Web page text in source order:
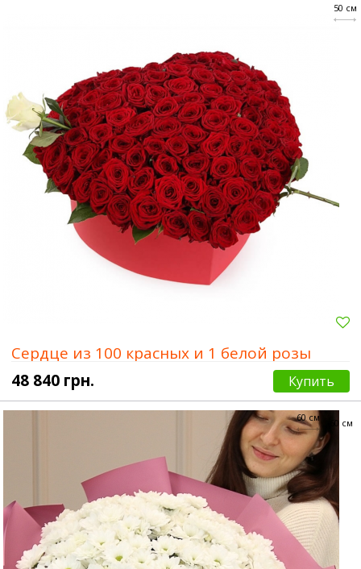
50 см
Сердце из 100 красных и 1 белой розы
48 840 грн.
Купить
60 см
60 см